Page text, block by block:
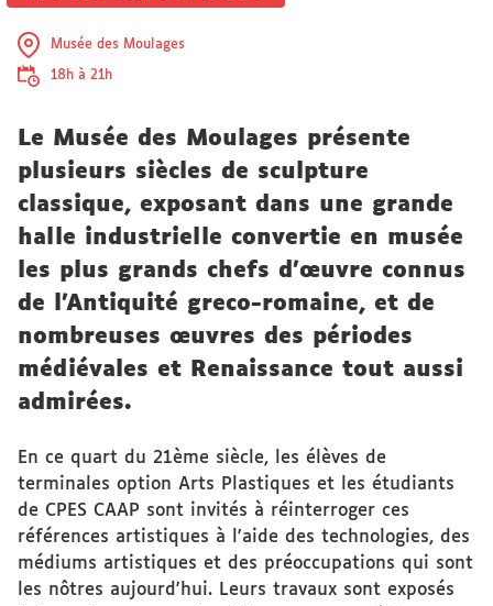
scientifique
Musée
Musée des Moulages
18h à 21h
Le Musée des Moulages présente
plusieurs siècles de sculpture
classique, exposant dans une grande
halle industrielle convertie en musée
les plus grands chefs d’œuvre connus
de l'Antiquité greco-romaine, et de
nombreuses œuvres des périodes
médiévales et Renaissance tout aussi
admirées.
En ce quart du 21ème siècle, les élèves de
terminales option Arts Plastiques et les étudiants
de CPES CAAP sont invités à réinterroger ces
références artistiques à l'aide des technologies, des
médiums artistiques et des préoccupations qui sont
les nôtres aujourd'hui. Leurs travaux sont exposés